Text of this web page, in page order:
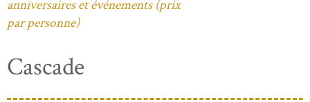
anniversaires et événements (prix
par personne)
Cascade